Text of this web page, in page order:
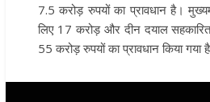
7.5 करोड़ रुपयों का प्रावधान है।
लिए 17 करोड़ और दीन दयाल
55 करोड़ रुपयों का प्रावधान किया गया